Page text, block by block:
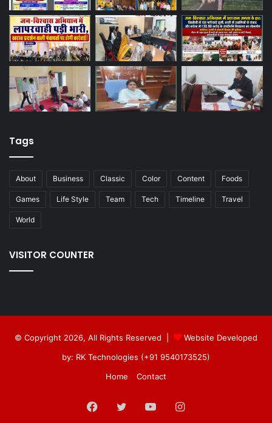
Tags
About Business Classic Color Content Foods
Games Life Style Team Tech Timeline Travel
World
VISITOR COUNTER
© Copyright 2026, All Rights Reserved |
Website Developed
by: RK Technologies (+91 9540173525)
Home
Contact
Facebook
Twitter YouTubeInstagram